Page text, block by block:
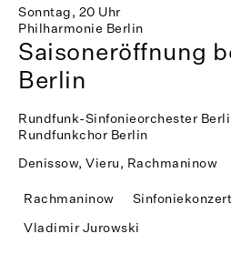
Sonntag, 20 Uhr
Philharmonie Berlin
Saisoneröffnung
Berlin
Rundfunk-Sinfonieorchester
Rundfunkchor Berlin
Denissow, Vieru, Rachmaninow
Rachmaninow Sinfoniekonzert
Vladimir Jurowski